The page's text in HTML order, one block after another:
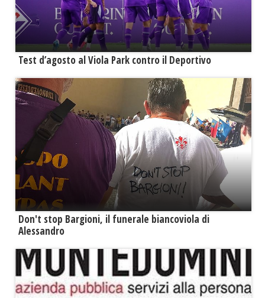
Test d’agosto al Viola Park contro il Deportivo
Don't stop Bargioni, il funerale biancoviola di
Alessandro